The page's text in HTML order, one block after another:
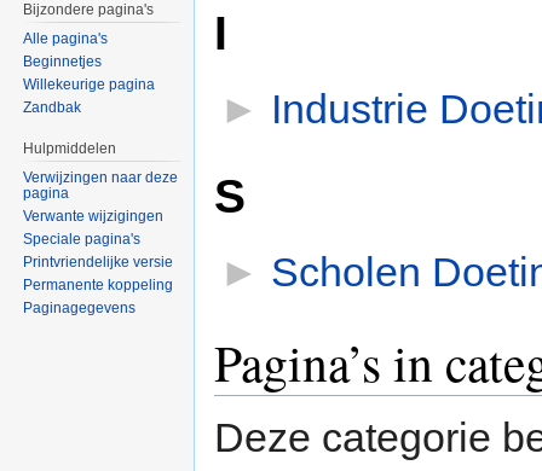
I
► Industrie
S
► Scholen
Pagina’s in
Deze categorie
Bijzondere pagina's
Alle pagina's
Beginnetjes
Willekeurige pagina
Zandbak
Hulpmiddelen
Verwijzingen naar deze
pagina
Verwante wijzigingen
Speciale pagina's
Printvriendelijke versie
Permanente koppeling
Paginagegevens